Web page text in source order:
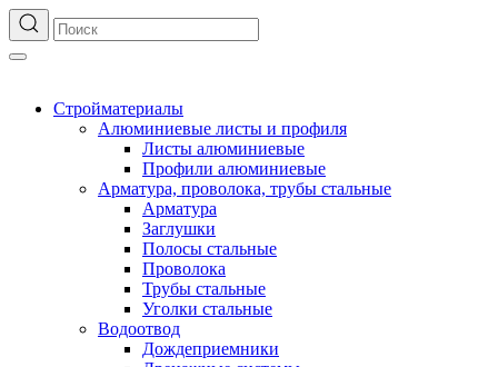
Стройматериалы
Алюминиевые листы и профиля
Листы алюминиевые
Профили алюминиевые
Арматура, проволока, трубы стальные
Арматура
Заглушки
Полосы стальные
Проволока
Трубы стальные
Уголки стальные
Водоотвод
Дождеприемники